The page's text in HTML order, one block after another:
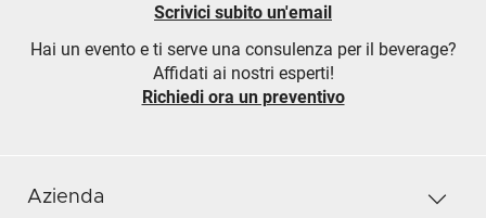
Scrivici subito un'email
Hai un evento e ti serve una consulenza per il beverage?
Affidati ai nostri esperti!
Richiedi ora un preventivo
Azienda